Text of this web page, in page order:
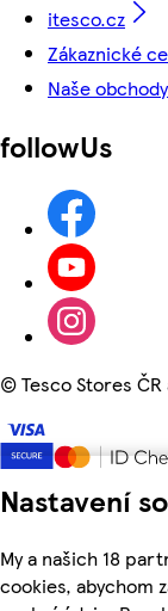
Nastavení
My a našich 18
cookies, abychom
itesco.cz
Zákaznické
Naše obchody
followUs
©Tesco Stores